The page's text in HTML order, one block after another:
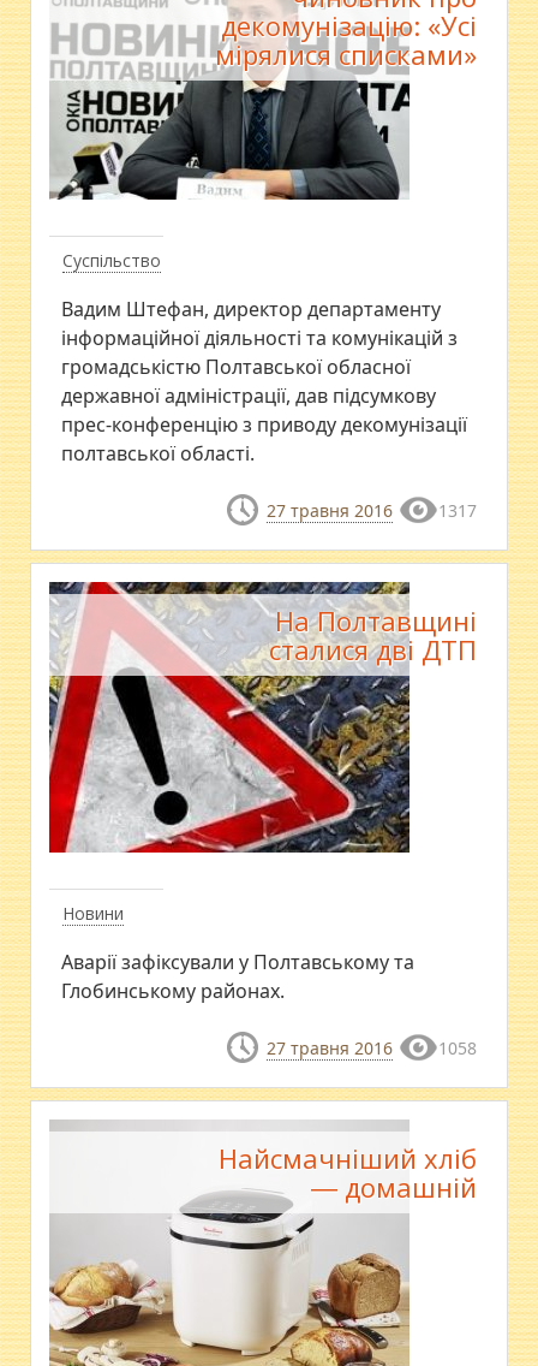
Суспільство
декомунізацію: «Усі
мірялися списками»
Вадим Штефан, директор департаменту
інформаційної діяльності та комунікацій з
громадськістю Полтавської обласної
державної адміністрації, дав підсумкову
прес-конференцію з приводу декомунізації
полтавської області.
27 травня 2016 1317
Новини
На Полтавщині
сталися дві ДТП
Аварії зафіксували у Полтавському та
Глобинському районах.
27 травня 2016 1058
Найсмачніший хліб
― домашній